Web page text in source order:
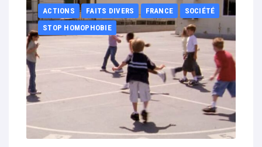
Boutique
Partenaires
Contacts
Hébergement solidaire
ACTIONS FAITS DIVERS FRANCE
SOCIÉTÉ
STOP HOMOPHOBIE